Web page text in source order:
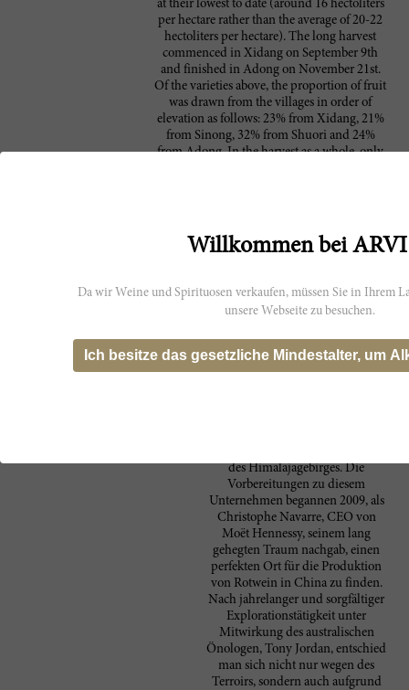
at their lowest to date (around 16 hectoliters
per hectare rather than the average of 20-22
hectoliters per hectare). The long harvest
commenced in Xidang on September 9th
and finished in Adong on November 21st.
Of the varieties above, the proportion of fruit
was drawn from the villages in order of
elevation as follows: 23% from Xidang, 21%
from Sinong, 32% from Shuori and 24%
from Adong. In the harvest as a whole, only
not used for Ao Yun at all”.<br/><br/>
Hersteller
Ao Yun
Der erste wahre Luxuswein
Chinas, Ao Yun, wird im
Nordwesten der südchinesichen
des Himalajagebirges. Die
Vorbereitungen zu diesem
Unternehmen begannen 2009, als
Christophe Navarre, CEO von
Moët Hennessy, seinem lang
gehegten Traum nachgab, einen
perfekten Ort für die Produktion
von Rotwein in China zu finden.
Nach jahrelanger und sorgfältiger
Explorationstätigkeit unter
Mitwirkung des australischen
Önologen, Tony Jordan, entschied
man sich nicht nur wegen des
Terroirs, sondern auch aufgrund
Willkommen bei
Da wir Weine und Spirituosen verkaufen, müssen Sie in Ihrem
unsere Webseite zu besuchen.
Ich besitze das gesetzliche Mindestalter, um